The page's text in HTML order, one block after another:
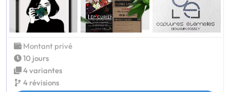
Montant privé
10 jours
4 variantes
4 révisions